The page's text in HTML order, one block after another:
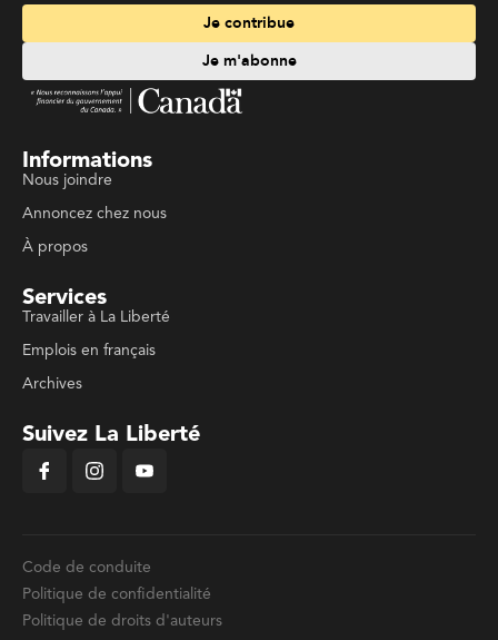
Je contribue
Je m'abonne
Informations
Nous joindre
Annoncez chez nous
À propos
Services
Travailler à La Liberté
Emplois en français
Archives
Suivez La Liberté
Code de conduite
Politique de confidentialité
Politique de droits d'auteurs